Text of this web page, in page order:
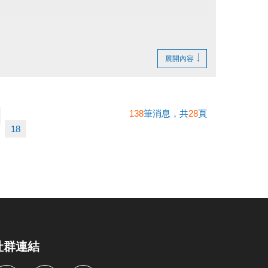
展開內容
18
138筆消息，共28頁
群連結